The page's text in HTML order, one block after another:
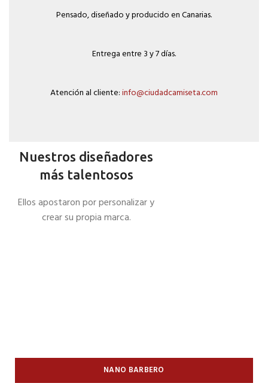
Pensado, diseñado y producido en Canarias.
Entrega entre 3 y 7 días.
Atención al cliente:info@ciudadcamiseta.com
Nuestros diseñadores
más talentosos
Ellos apostaron por personalizar y
crear su propia marca.
BIG BULKY BEAR
FLEJE DE FLOW
NANO BARBERO